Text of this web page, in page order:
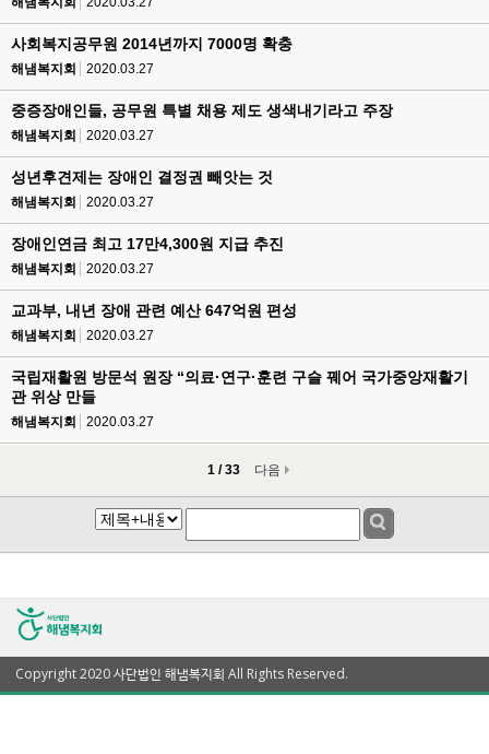
사회복지공무원 2014년까지 7000명 확충
해냄복지회 2020.03.27
중증장애인들, 공무원 특별 채용 제도 생색내기라고 주장
해냄복지회 2020.03.27
성년후견제는 장애인 결정권 빼앗는 것
해냄복지회 2020.03.27
장애인연금 최고 17만4,300원 지급 추진
해냄복지회 2020.03.27
교과부, 내년 장애 관련 예산 647억원 편성
해냄복지회 2020.03.27
국립재활원 방문석 원장 “의료·연구·훈련 구슬 꿰어 국가중앙재활기
관 위상 만들
해냄복지회 2020.03.27
1 / 33 다음
Copyright 2020 사단법인 해냄복지회 All Rights Reserved.